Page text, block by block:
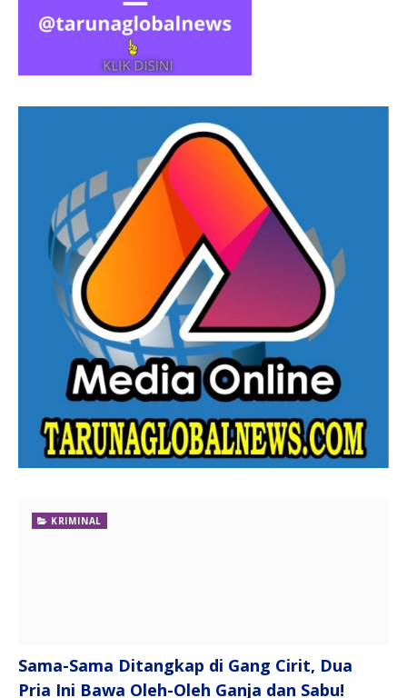
KRIMINAL
Sama-Sama Ditangkap di Gang Cirit, Dua
Pria Ini Bawa Oleh-Oleh Ganja dan Sabu!